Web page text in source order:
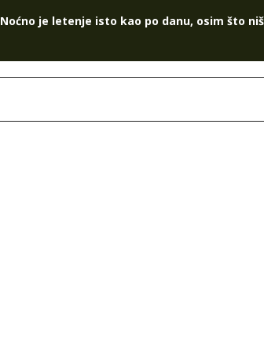
Noćno je letenje isto kao po danu, osim što